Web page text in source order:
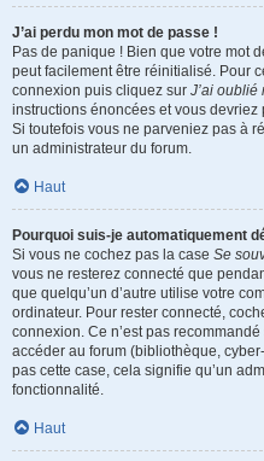
J’ai perdu mon mot de passe !
Pas de panique ! Bien que votre mot
peut facilement être réinitialisé. Pour
connexion puis cliquez sur J’ai oublié
instructions énoncées et vous
Si toutefois vous ne parveniez pas à
un administrateur du forum.
Haut
Pourquoi suis-je automatiquement
Si vous ne cochez pas la case Se
vous ne resterez connecté que
que quelqu’un d’autre utilise votre
ordinateur. Pour rester connecté,
connexion. Ce n’est pas
accéder au forum (bibliothèque,
pas cette case, cela signifie qu’un
fonctionnalité.
Haut